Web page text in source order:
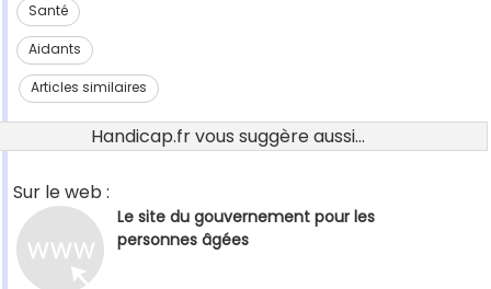
Santé
Aidants
Articles similaires
Handicap.fr vous suggère aussi...
Sur le web :
Le site du gouvernement pour les
personnes âgées